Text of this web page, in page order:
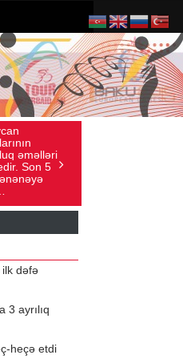
Ad gününü vətənində
qeyd etməsə də,
ürəyi hər zaman
doğma yurdu ilə
döyünür
dəfə
3 ayrılıq
heçə etdi